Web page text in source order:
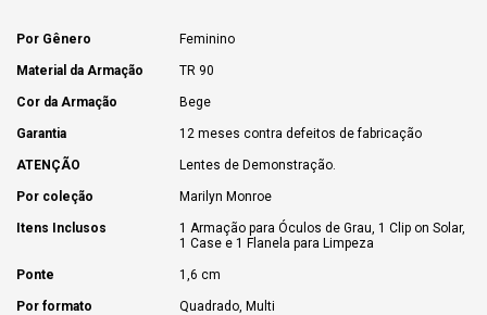
Por Gênero Feminino
Material da Armação TR 90
Cor da Armação Bege
Garantia 12 meses contra defeitos de fabricação
ATENÇÃO Lentes de Demonstração.
Por coleção Marilyn Monroe
Itens Inclusos
1 Armação para Óculos de Grau, 1 Clip on Solar,
1 Case e 1 Flanela para Limpeza
Ponte 1,6 cm
Por formato Quadrado, Multi